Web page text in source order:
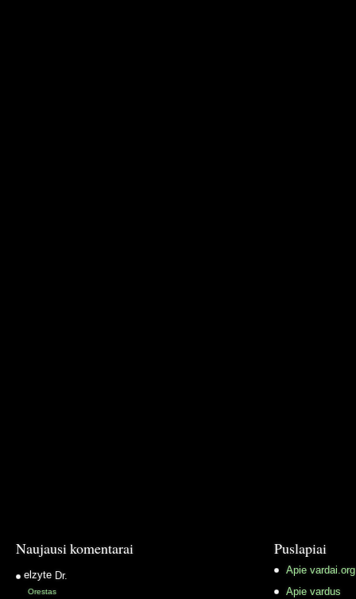
Naujausi komentarai
elzyte Dr.
Orestas
Puslapiai
Apie vardai.org
Apie vardus